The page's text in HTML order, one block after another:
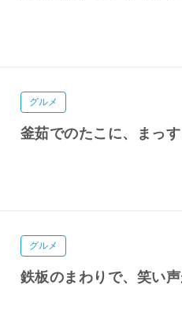
グルメ
釜茹でのたこに、まっ
グルメ
鉄板のまわりで、笑い